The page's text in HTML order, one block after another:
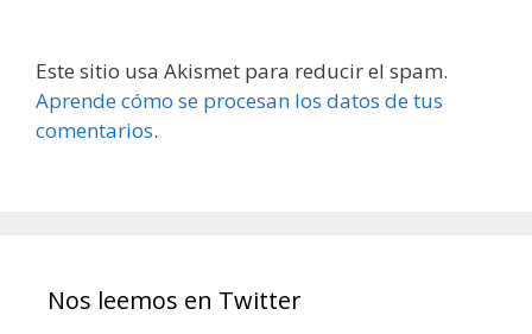
Este sitio usa Akismet para reducir el spam.
Aprende cómo se procesan los datos de tus
comentarios.
Nos leemos en Twitter